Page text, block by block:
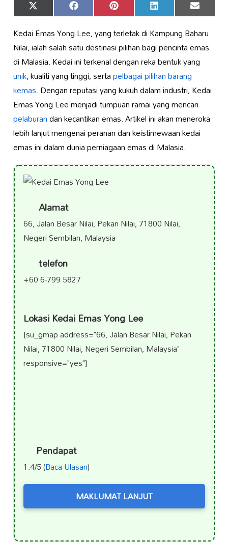
Share
on
X
(Twitter)
Share
on
Facebook Share
on
Pinterest Share
on
LinkedIn Share
on
Email
Kedai Emas Yong Lee, yang terletak di Kampung Baharu
Nilai, ialah salah satu destinasi pilihan bagi pencinta emas
di Malasia. Kedai ini terkenal dengan reka bentuk yang
unik, kualiti yang tinggi, sertapelbagai pilihan barang
kemas. Dengan reputasi yang kukuh dalam industri, Kedai
Emas Yong Lee menjadi tumpuan ramai yang mencari
pelaburandan kecantikan emas. Artikel ini akan meneroka
lebih lanjut mengenai peranan dan keistimewaan kedai
emas ini dalam dunia perniagaan emas di Malasia.
Alamat
66, Jalan Besar Nilai, Pekan Nilai, 71800 Nilai,
Negeri Sembilan, Malaysia
telefon
+60 6-799 5827
Lokasi Kedai Emas Yong Lee
[su_gmap address="66, Jalan Besar Nilai, Pekan
Nilai, 71800 Nilai, Negeri Sembilan, Malaysia"
responsive="yes"]
Pendapat
1.4/5 (Baca Ulasan)
MAKLUMAT LANJUT